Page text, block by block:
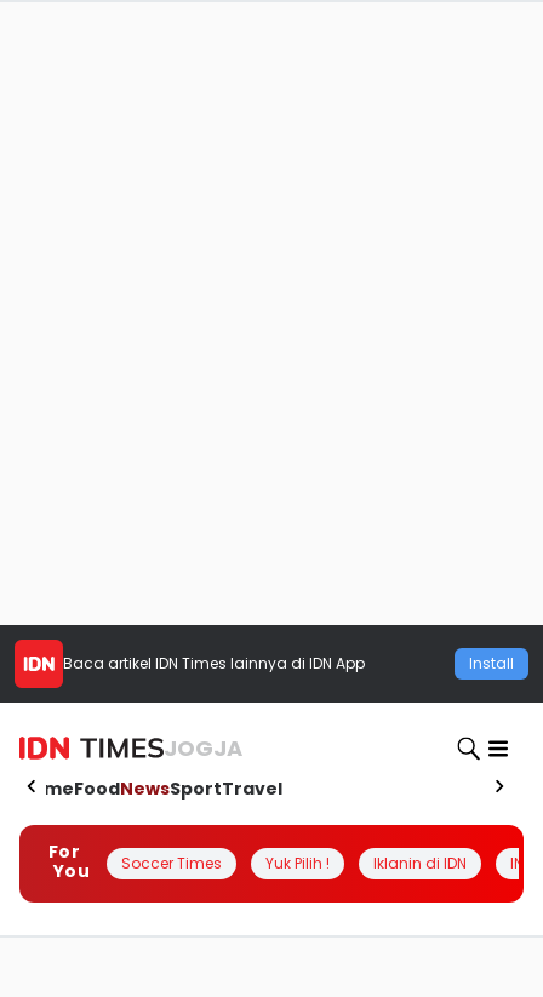
Baca artikel IDN Times lainnya di IDN App Install
JOGJA
HomeFoodNewsSportTravel
For
You
Soccer Times Yuk Pilih ! Iklanin di IDN